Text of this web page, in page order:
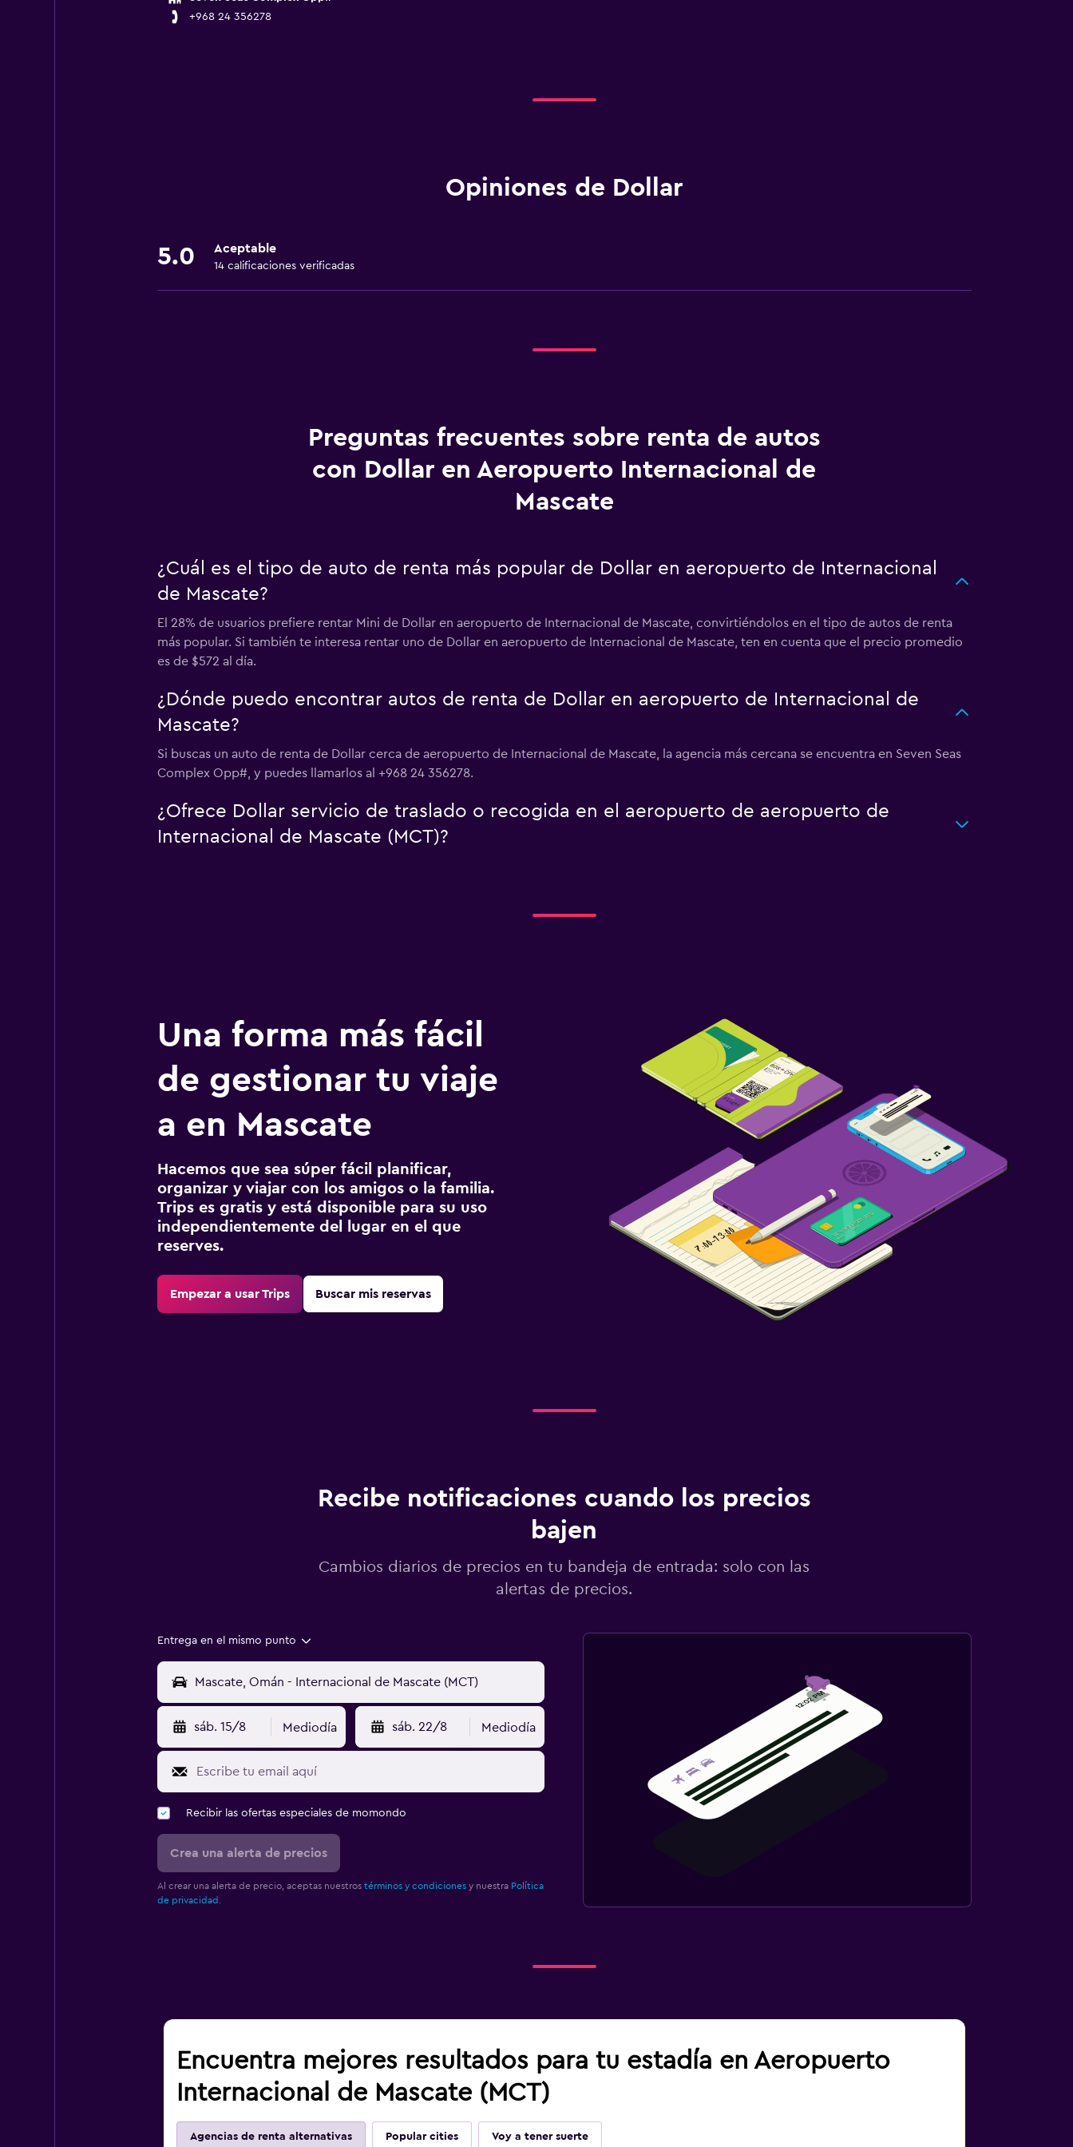
+968 24 356278
Opiniones de Dollar
5.0 Aceptable
14 calificaciones verificadas
Preguntas frecuentes sobre renta de autos
con Dollar en Aeropuerto Internacional de
Mascate
¿Cuál es el tipo de auto de renta más popular de Dollar en aeropuerto de Internacional
de Mascate?
El 28% de usuarios prefiere rentar Mini de Dollar en aeropuerto de Internacional de Mascate, convirtiéndolos en el tipo de autos de renta
más popular. Si también te interesa rentar uno de Dollar en aeropuerto de Internacional de Mascate, ten en cuenta que el precio promedio
es de $572 al día.
¿Dónde puedo encontrar autos de renta de Dollar en aeropuerto de Internacional de
Mascate?
Si buscas un auto de renta de Dollar cerca de aeropuerto de Internacional de Mascate, la agencia más cercana se encuentra en Seven Seas
Complex Opp#, y puedes llamarlos al +968 24 356278.
¿Ofrece Dollar servicio de traslado o recogida en el aeropuerto de aeropuerto de
Internacional de Mascate (MCT)?
Una forma más fácil
de gestionar tu viaje
a en Mascate
Hacemos que sea súper fácil planificar,
organizar y viajar con los amigos o la familia.
Trips es gratis y está disponible para su uso
independientemente del lugar en el que
reserves.
Empezar a usar Trips Buscar mis reservas
Recibe notificaciones cuando los precios
bajen
Cambios diarios de precios en tu bandeja de entrada: solo con las
alertas de precios.
Entrega en el mismo punto
sáb. 15/8 Mediodía sáb. 22/8 Mediodía
Recibir las ofertas especiales de momondo
Crea una alerta de precios
Al crear una alerta de precio, aceptas nuestros términos y condicionesy nuestra Política
de privacidad.
Encuentra mejores resultados para tu estadía en Aeropuerto
Internacional de Mascate (MCT)
Agencias de renta alternativas Popular cities Voy a tener suerte